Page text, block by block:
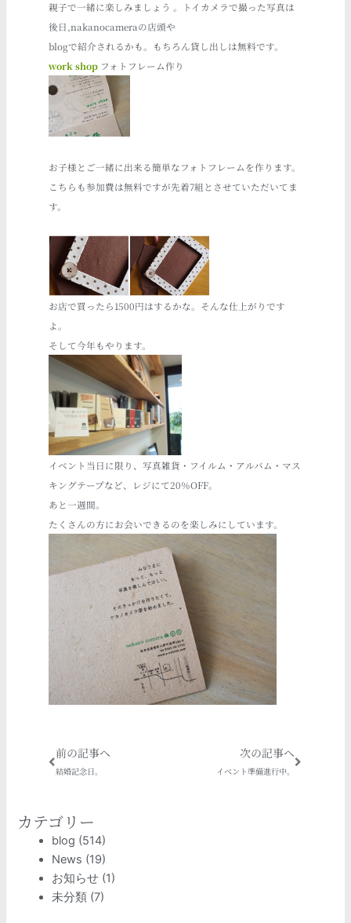
親子で一緒に楽しみましょう 。トイカメラで撮った写真は
後日,nakanocameraの店頭や
blogで紹介されるかも。もちろん貸し出しは無料です。
work shop フォトフレーム作り
お子様とご一緒に出来る簡単なフォトフレームを作ります。
こちらも参加費は無料ですが先着7組とさせていただいてま
す。
お店で買ったら1500円はするかな。そんな仕上がりです
よ。
そして今年もやります。
イベント当日に限り、写真雑貨・フイルム・アルバム・マス
キングテープなど、レジにて20％OFF。
あと一週間。
たくさんの方にお会いできるのを楽しみにしています。
Prev
前の記事へ
結婚記念日。
次の記事へ
イベント準備進行中。
Next
カテゴリー
blog (514)
News (19)
お知らせ (1)
未分類 (7)